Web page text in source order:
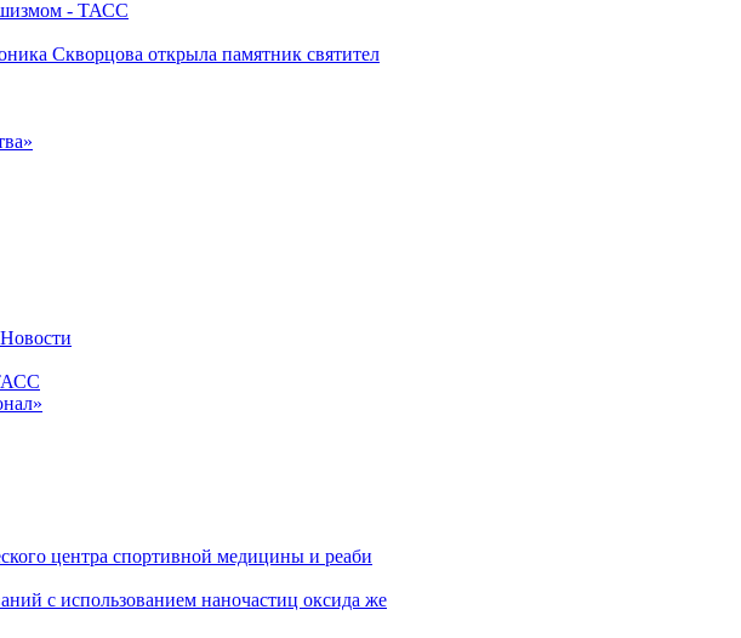
- ТАСС
Скворцова открыла памятник святител
центра спортивной медицины и реаби
с использованием наночастиц оксида же